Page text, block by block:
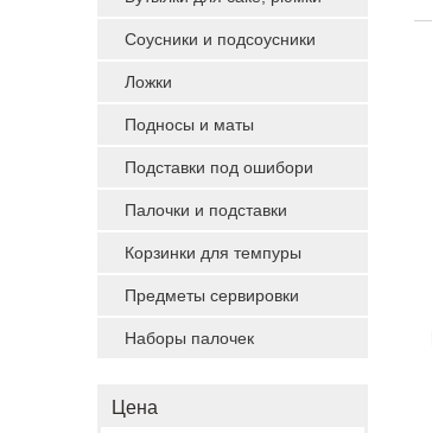
Соусники и подсоусники
Ложки
Подносы и маты
Подставки под ошибори
Палочки и подставки
Корзинки для темпуры
Предметы сервировки
Наборы палочек
Цена